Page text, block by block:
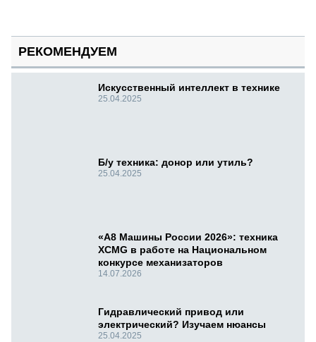
РЕКОМЕНДУЕМ
Искусственный интеллект в технике
25.04.2025
Б/у техника: донор или утиль?
25.04.2025
«А8 Машины России 2026»: техника
XCMG в работе на Национальном
конкурсе механизаторов
14.07.2026
Гидравлический привод или
электрический? Изучаем нюансы
25.04.2025